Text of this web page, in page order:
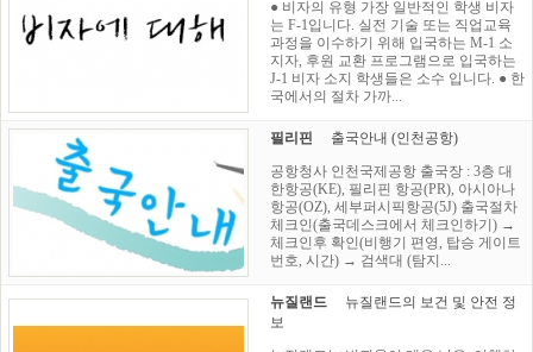
● 비자의 유형 가장 일반적인 학생 비자
는 F-1입니다. 실전 기술 또는 직업교육
과정을 이수하기 위해 입국하는 M-1 소
지자, 후원 교환 프로그램으로 입국하는
J-1 비자 소지 학생들은 소수 입니다. ● 한
국에서의 절차 가까...
필리핀
출국안내 (인천공항)
공항청사 인천국제공항 출국장 : 3층 대
한항공(KE), 필리핀 항공(PR), 아시아나
항공(OZ), 세부퍼시픽항공(5J) 출국절차
체크인(출국데스크에서 체크인하기) →
체크인후 확인(비행기 편영, 탑승 게이트
번호, 시간) → 검색대 (탐지...
뉴질랜드
뉴질랜드의 보건 및 안전 정
보